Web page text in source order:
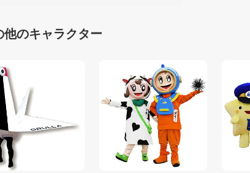
他のキャラクター